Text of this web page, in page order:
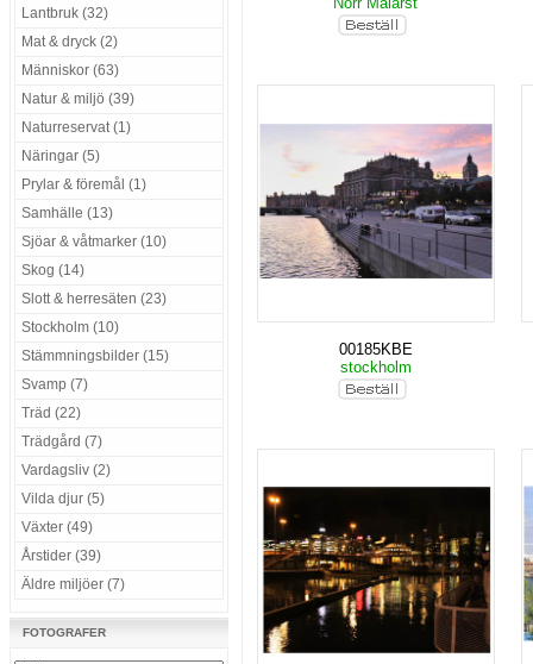
Lantbruk (32)
Mat & dryck (2)
Människor (63)
Natur & miljö (39)
Naturreservat (1)
Näringar (5)
Prylar & föremål (1)
Samhälle (13)
Sjöar & våtmarker (10)
Skog (14)
Slott & herresäten (23)
Stockholm (10)
Stämmningsbilder (15)
Svamp (7)
Träd (22)
Trädgård (7)
Vardagsliv (2)
Vilda djur (5)
Växter (49)
Årstider (39)
Äldre miljöer (7)
FOTOGRAFER
00185KBE
stockholm